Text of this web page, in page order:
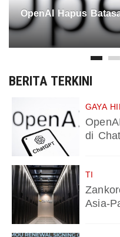
OpenAI Hapus
BERITA TERKINI
GAYA
di
TI
Asia-